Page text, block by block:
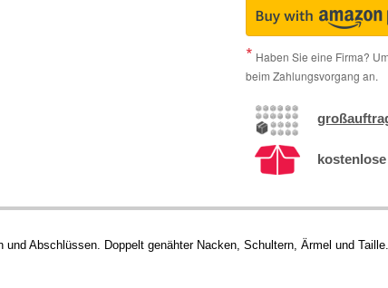
Haben Sie eine Firma?
beim Zahlungsvorgang an.
Abschlüssen. Doppelt genähter Nacken, Schultern, Ärmel und